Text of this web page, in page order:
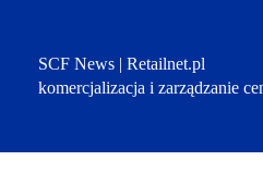
SCF News | Retailnet.pl
komercjalizacja i zarządzanie